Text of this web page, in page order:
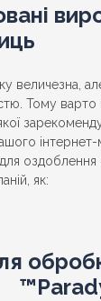
величезна,
Тому варто
оздоблення
як: